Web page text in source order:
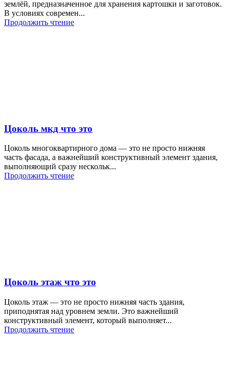
землёй, предназначенное для хранения картошки и заготовок.
В условиях современ...
Продолжить чтение
Цоколь мкд что это
Цоколь многоквартирного дома — это не просто нижняя
часть фасада, а важнейший конструктивный элемент здания,
выполняющий сразу нескольк...
Продолжить чтение
Цоколь этаж что это
Цоколь этаж — это не просто нижняя часть здания,
приподнятая над уровнем земли. Это важнейший
конструктивный элемент, который выполняет...
Продолжить чтение